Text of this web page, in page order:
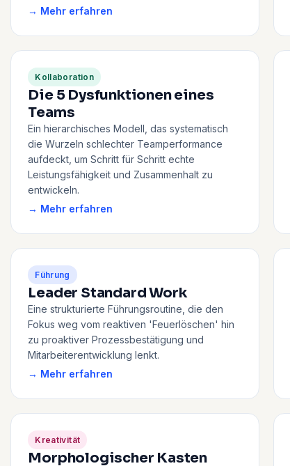
→ Mehr erfahren
Kollaboration
Die 5 Dysfunktionen eines
Teams
Ein hierarchisches Modell, das systematisch
die Wurzeln schlechter Teamperformance
aufdeckt, um Schritt für Schritt echte
Leistungsfähigkeit und Zusammenhalt zu
entwickeln.
→ Mehr erfahren
Führung
Leader Standard Work
Eine strukturierte Führungsroutine, die den
Fokus weg vom reaktiven 'Feuerlöschen' hin
zu proaktiver Prozessbestätigung und
Mitarbeiterentwicklung lenkt.
→ Mehr erfahren
Kreativität
Morphologischer Kasten